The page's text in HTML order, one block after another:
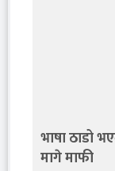
भाषा ठाडो
मागे माफी